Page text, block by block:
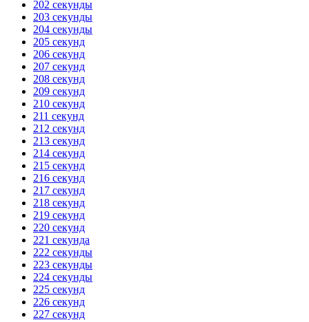
202 секунды
203 секунды
204 секунды
205 секунд
206 секунд
207 секунд
208 секунд
209 секунд
210 секунд
211 секунд
212 секунд
213 секунд
214 секунд
215 секунд
216 секунд
217 секунд
218 секунд
219 секунд
220 секунд
221 секунда
222 секунды
223 секунды
224 секунды
225 секунд
226 секунд
227 секунд